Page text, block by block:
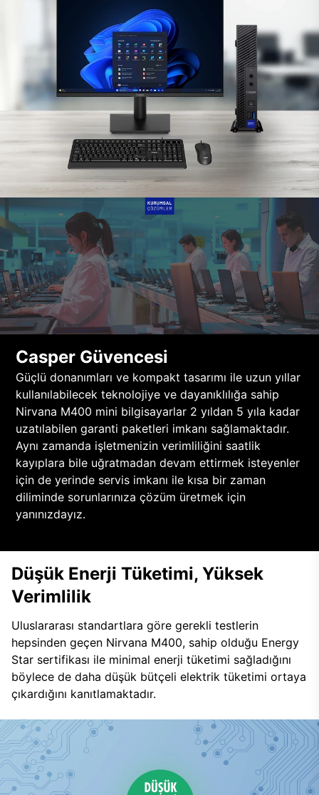
Casper Güvencesi
Güçlü donanımları ve kompakt tasarımı ile uzun yıllar
kullanılabilecek teknolojiye ve dayanıklılığa sahip
Nirvana M400 mini bilgisayarlar 2 yıldan 5 yıla kadar
uzatılabilen garanti paketleri imkanı sağlamaktadır.
Aynı zamanda işletmenizin verimliliğini saatlik
kayıplara bile uğratmadan devam ettirmek isteyenler
için de yerinde servis imkanı ile kısa bir zaman
diliminde sorunlarınıza çözüm üretmek için
yanınızdayız.
Düşük Enerji Tüketimi, Yüksek
Verimlilik
Uluslararası standartlara göre gerekli testlerin
hepsinden geçen Nirvana M400, sahip olduğu Energy
Star sertifikası ile minimal enerji tüketimi sağladığını
böylece de daha düşük bütçeli elektrik tüketimi ortaya
çıkardığını kanıtlamaktadır.